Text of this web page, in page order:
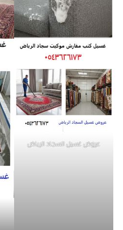
عروض غسيل السجاد الرياض